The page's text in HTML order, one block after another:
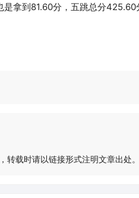
拿到81.60分，五跳总分
载时请以链接形式注明文章出处。